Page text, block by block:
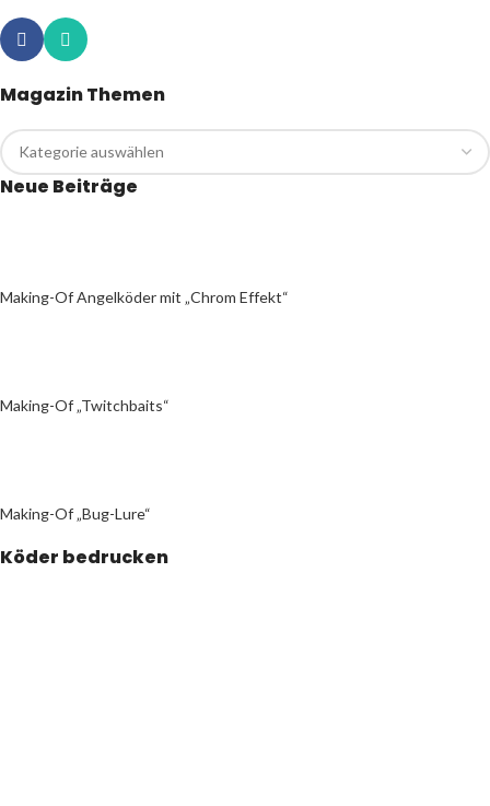
Magazin Themen
Neue Beiträge
Making-Of Angelköder mit „Chrom Effekt“
Making-Of „Twitchbaits“
Making-Of „Bug-Lure“
Köder bedrucken